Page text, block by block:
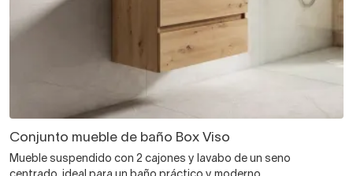
Conjunto mueble de baño Box Viso
Mueble suspendido con 2 cajones y lavabo de un seno